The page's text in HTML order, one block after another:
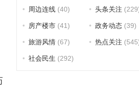
周边连线(40) 头条关注
房产楼市(41) 政务动态(39)
旅游风情(67) 热点关注
社会民生 (292)